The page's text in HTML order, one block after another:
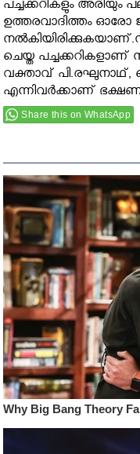
പച്ചക്കറികളും അരിയും
ഉത്തരവാദിത്തം ഓരോ
ചെയ്ത പച്ചക്കറികളാണ്
വക്താവ് പി.രഘുനാഥ്,
എന്നിവര്‍ക്കാണ് ഭക്ഷണ
Share this on WhatsApp